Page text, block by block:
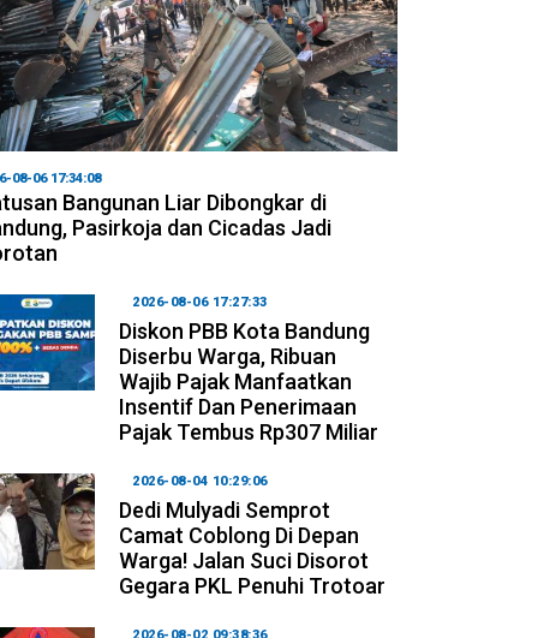
08-06 17:34:08
Bangunan Liar Dibongkar di
Pasirkoja dan Cicadas Jadi
2026-08-06 17:27:33
Diskon PBB Kota Bandung
Diserbu Warga, Ribuan
Wajib Pajak Manfaatkan
Insentif Dan Penerimaan
Pajak Tembus Rp307 Miliar
2026-08-04 10:29:06
Dedi Mulyadi Semprot
Camat Coblong Di Depan
Warga! Jalan Suci Disorot
Gegara PKL Penuhi Trotoar